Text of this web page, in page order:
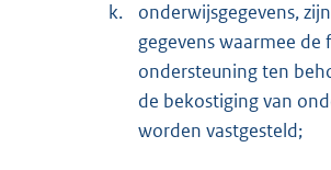
k.
onderwijsgegevens,
gegevens waarmee de
ondersteuning ten
de bekostiging van
worden vastgesteld;